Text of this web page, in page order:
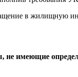
в жилищную
не имеющие